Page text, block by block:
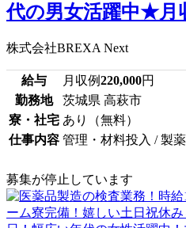
代の男女活躍中★月
株式会社BREXA Next
給与 月収例220,000円
勤務地
茨城県 高萩市
寮・社宅 あり（無料）
仕事内容 管理・材料投入 / 製
募集が停止しています